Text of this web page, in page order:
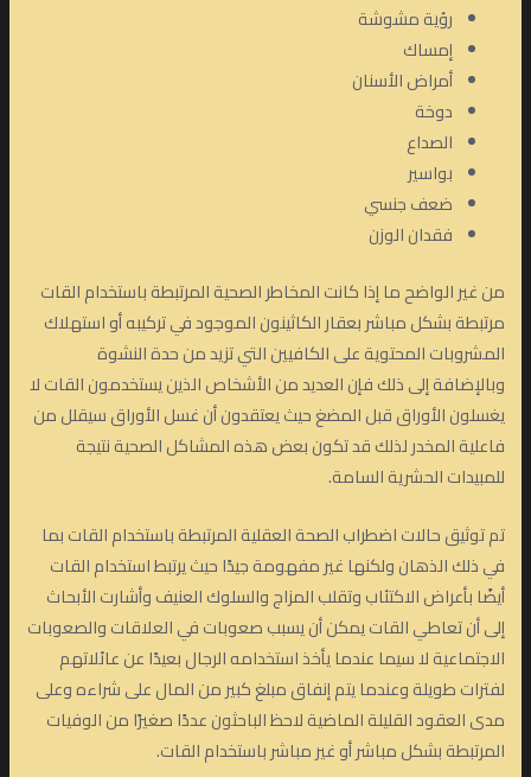
رؤية مشوشة
إمساك
أمراض الأسنان
دوخة
الصداع
بواسير
ضعف جنسي
فقدان الوزن
من غير الواضح ما إذا كانت المخاطر الصحية المرتبطة باستخدام القات
مرتبطة بشكل مباشر بعقار الكاثينون الموجود في تركيبه أو استهلاك
المشروبات المحتوية على الكافيين التي تزيد من حدة النشوة
وبالإضافة إلى ذلك فإن العديد من الأشخاص الذين يستخدمون القات لا
يغسلون الأوراق قبل المضغ حيث يعتقدون أن غسل الأوراق سيقلل من
فاعلية المخدر لذلك قد تكون بعض هذه المشاكل الصحية نتيجة
للمبيدات الحشرية السامة.
تم توثيق حالات اضطراب الصحة العقلية المرتبطة باستخدام القات بما
في ذلك الذهان ولكنها غير مفهومة جيدًا حيث يرتبط استخدام القات
أيضًا بأعراض الاكتئاب وتقلب المزاج والسلوك العنيف وأشارت الأبحاث
إلى أن تعاطي القات يمكن أن يسبب صعوبات في العلاقات والصعوبات
الاجتماعية لا سيما عندما يأخذ استخدامه الرجال بعيدًا عن عائلاتهم
لفترات طويلة وعندما يتم إنفاق مبلغ كبير من المال على شراءه وعلى
مدى العقود القليلة الماضية لاحظ الباحثون عددًا صغيرًا من الوفيات
المرتبطة بشكل مباشر أو غير مباشر باستخدام القات.